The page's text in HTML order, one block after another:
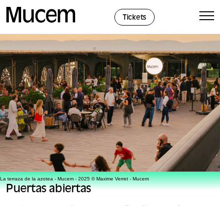
Tickets
La terraza de la azotea - Mucem - 2025 © Maxime Verret - Mucem
Puertas abiertas